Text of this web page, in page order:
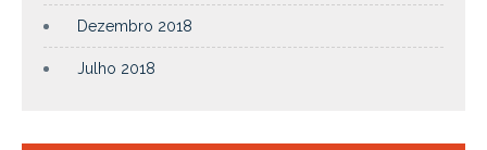
Dezembro 2018
Julho 2018